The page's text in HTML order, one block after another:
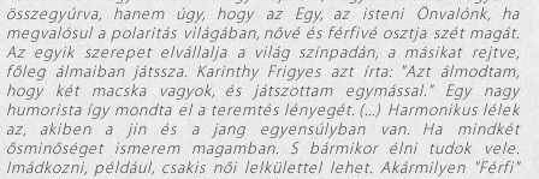
összegyúrva, hanem úgy, hogy az Egy, az isteni Önvalónk, ha
megvalósul a polaritás világában, nővé és férfivé osztja szét magát.
Az egyik szerepet elvállalja a világ színpadán, a másikat rejtve,
főleg álmaiban játssza. Karinthy Frigyes azt írta: "Azt álmodtam,
hogy két macska vagyok, és játszottam egymással." Egy nagy
humorista így mondta el a teremtés lényegét. (...) Harmonikus lélek
az, akiben a jin és a jang egyensúlyban van. Ha mindkét
ősminőséget ismerem magamban. S bármikor élni tudok vele.
Imádkozni, például, csakis női lelkülettel lehet. Akármilyen "Férfi"